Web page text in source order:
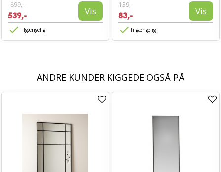
899,-
539,- Vis
Tilgængelig
139,-
83,- Vis
Tilgængelig
ANDRE KUNDER KIGGEDE OGSÅ PÅ